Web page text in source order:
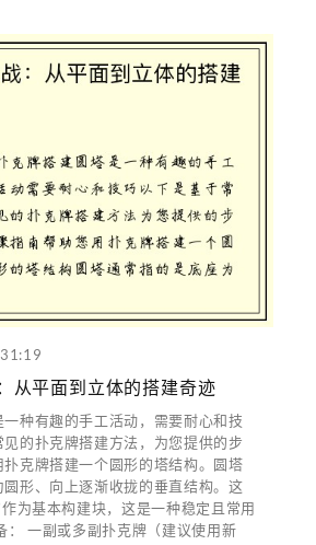
从平面到立体的搭建奇迹
种有趣的手工活动，需要耐心和技
的扑克牌搭建方法，为您提供的步
克牌搭建一个圆形的塔结构。圆塔
形、向上逐渐收拢的垂直结构。这
为基本构建块，这是一种稳定且常用
： 一副或多副扑克牌（建议使用新